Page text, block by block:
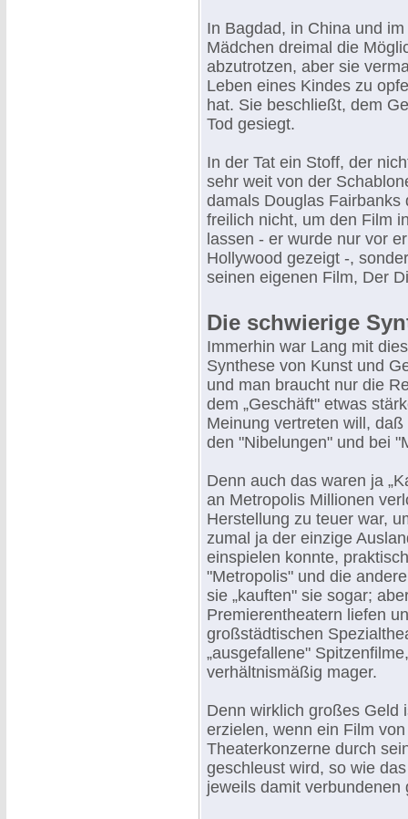
In Bagdad, in China und
Mädchen dreimal die
abzutrotzen, aber sie
Leben eines Kindes zu
hat. Sie beschließt, dem
Tod gesiegt.
In der Tat ein Stoff, der
sehr weit von der
damals Douglas
freilich nicht, um den Film
lassen - er wurde nur vor
Hollywood gezeigt -,
seinen eigenen Film, Der
Die schwierige
Immerhin war Lang mit
Synthese von Kunst und
und man braucht nur die
dem „Geschäft" etwas
Meinung vertreten will,
den "Nibelungen" und bei
Denn auch das waren ja
an Metropolis Millionen
Herstellung zu teuer war,
zumal ja der einzige
einspielen konnte,
"Metropolis" und die
sie „kauften" sie sogar;
Premierentheatern liefen
großstädtischen
„ausgefallene"
verhältnismäßig mager.
Denn wirklich großes Geld
erzielen, wenn ein Film
Theaterkonzerne durch
geschleust wird, so wie
jeweils damit